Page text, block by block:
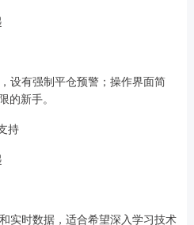
设有强制平仓预警；操作界面简
新手。
持
实时数据，适合希望深入学习技术